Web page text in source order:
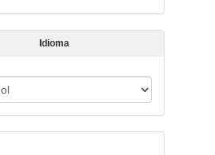
Idioma
d